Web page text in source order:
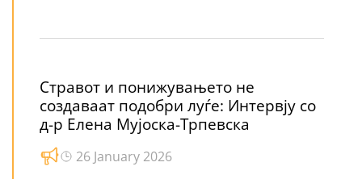
Стравот и понижувањето не
создаваат подобри луѓе: Интервју со
д-р Елена Мујоска-Трпевска
26 January 2026